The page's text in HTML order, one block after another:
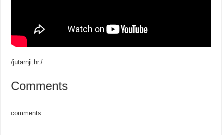
/jutarnji.hr./
Comments
comments